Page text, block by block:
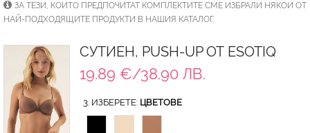
ЗА ТЕЗИ, КОИТО ПРЕДПОЧИТАТ КОМПЛЕКТИТЕ СМЕ ИЗБРАЛИ НЯКОИ ОТ
НАЙ-ПОДХОДЯЩИТЕ ПРОДУКТИ В НАШИЯ КАТАЛОГ.
СУТИЕН, PUSH-UP ОТ ESOTIQ
19.89 €/38.90 ЛВ.
3. ИЗБЕРЕТЕ: ЦВЕТОВЕ